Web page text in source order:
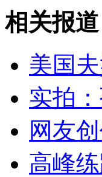
外交部：反对强
外交部：有关国
安徽一实载49人
相关报道
美国
实拍
网友
高峰